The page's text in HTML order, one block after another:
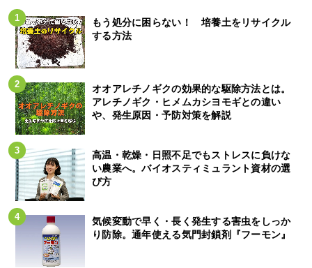
もう処分に困らない！ 培養土をリサイクル
する方法
オオアレチノギクの効果的な駆除方法とは。
アレチノギク・ヒメムカシヨモギとの違い
や、発生原因・予防対策を解説
高温・乾燥・日照不足でもストレスに負けな
い農業へ。バイオスティミュラント資材の選
び方
気候変動で早く・長く発生する害虫をしっか
り防除。通年使える気門封鎖剤『フーモン』